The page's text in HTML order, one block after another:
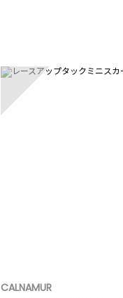
CALNAMUR